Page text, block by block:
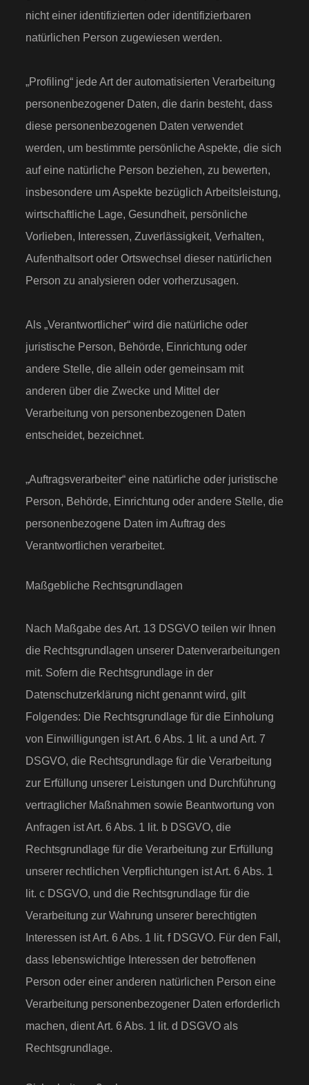
nicht einer identifizierten oder identifizierbaren
natürlichen Person zugewiesen werden.
„Profiling“ jede Art der automatisierten Verarbeitung
personenbezogener Daten, die darin besteht, dass
diese personenbezogenen Daten verwendet
werden, um bestimmte persönliche Aspekte, die sich
auf eine natürliche Person beziehen, zu bewerten,
insbesondere um Aspekte bezüglich Arbeitsleistung,
wirtschaftliche Lage, Gesundheit, persönliche
Vorlieben, Interessen, Zuverlässigkeit, Verhalten,
Aufenthaltsort oder Ortswechsel dieser natürlichen
Person zu analysieren oder vorherzusagen.
Als „Verantwortlicher“ wird die natürliche oder
juristische Person, Behörde, Einrichtung oder
andere Stelle, die allein oder gemeinsam mit
anderen über die Zwecke und Mittel der
Verarbeitung von personenbezogenen Daten
entscheidet, bezeichnet.
„Auftragsverarbeiter“ eine natürliche oder juristische
Person, Behörde, Einrichtung oder andere Stelle, die
personenbezogene Daten im Auftrag des
Verantwortlichen verarbeitet.
Maßgebliche Rechtsgrundlagen
Nach Maßgabe des Art. 13 DSGVO teilen wir Ihnen
die Rechtsgrundlagen unserer Datenverarbeitungen
mit. Sofern die Rechtsgrundlage in der
Datenschutzerklärung nicht genannt wird, gilt
Folgendes: Die Rechtsgrundlage für die Einholung
von Einwilligungen ist Art. 6 Abs. 1 lit. a und Art. 7
DSGVO, die Rechtsgrundlage für die Verarbeitung
zur Erfüllung unserer Leistungen und Durchführung
vertraglicher Maßnahmen sowie Beantwortung von
Anfragen ist Art. 6 Abs. 1 lit. b DSGVO, die
Rechtsgrundlage für die Verarbeitung zur Erfüllung
unserer rechtlichen Verpflichtungen ist Art. 6 Abs. 1
lit. c DSGVO, und die Rechtsgrundlage für die
Verarbeitung zur Wahrung unserer berechtigten
Interessen ist Art. 6 Abs. 1 lit. f DSGVO. Für den Fall,
dass lebenswichtige Interessen der betroffenen
Person oder einer anderen natürlichen Person eine
Verarbeitung personenbezogener Daten erforderlich
machen, dient Art. 6 Abs. 1 lit. d DSGVO als
Rechtsgrundlage.